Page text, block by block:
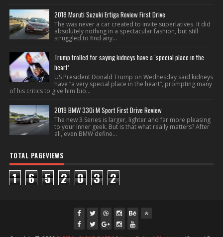
2018 Maruti Suzuki Ertiga Review First Drive
The was never a car created to invite superlatives. It did
absolutely nothing in a spectacular fashion, but still
struggled to find any...
Trump trolled for saying kidneys have a ‘special place in the
heart’
US President Donald Trump on Wednesday said kidneys
have “a very special place in the heart”, prompting many
of his critics to give him bio...
2019 BMW 330i M Sport First Drive Review
The new 3 Series is larger, lighter and far more pleasing
to your inner geek. But is that what really matters? After
all, even BMW define...
TOTAL PAGEVIEWS
1 6 5 2 0 3 2
fac twi gpl ins you